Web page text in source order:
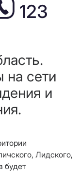
123
на сети
и
Лидского,
будет